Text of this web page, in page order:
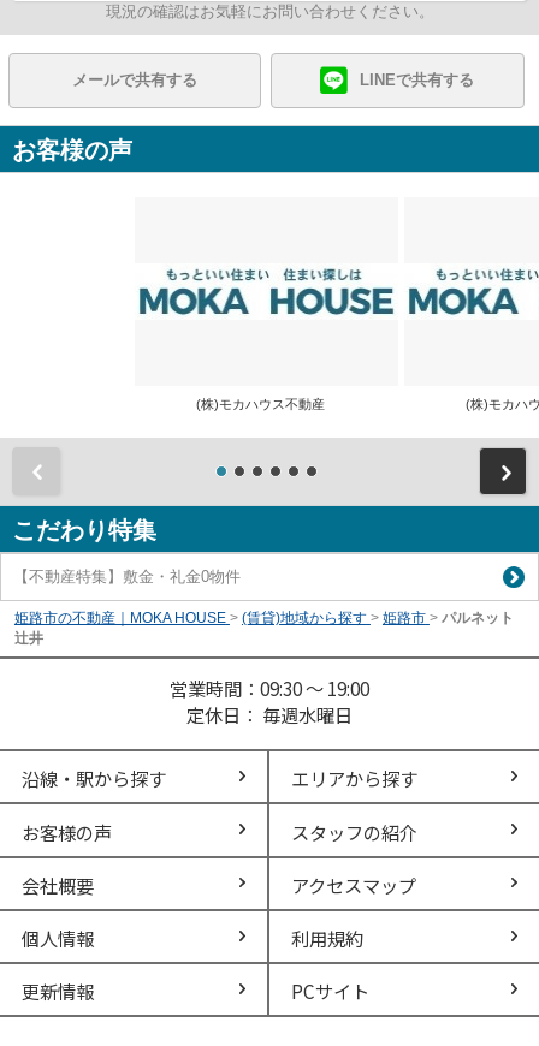
現況の確認はお気軽にお問い合わせください。
メールで共有する LINEで共有する
お客様の声
(株)モカハウス不動産 (株)モカハ
こだわり特集
【不動産特集】敷金・礼金0物件
姫路市の不動産｜MOKA HOUSE > (賃貸)地域から探す > 姫路市 > パルネット
辻井
営業時間：09:30 ～ 19:00
定休日： 毎週水曜日
沿線・駅から探す エリアから探す
お客様の声 スタッフの紹介
会社概要 アクセスマップ
個人情報 利用規約
更新情報 PCサイト